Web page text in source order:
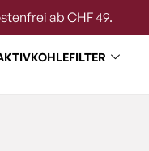
ab CHF 49.